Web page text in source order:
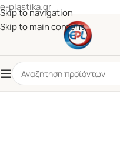
e-plastika.gr
Skip to navigation
Skip to main content